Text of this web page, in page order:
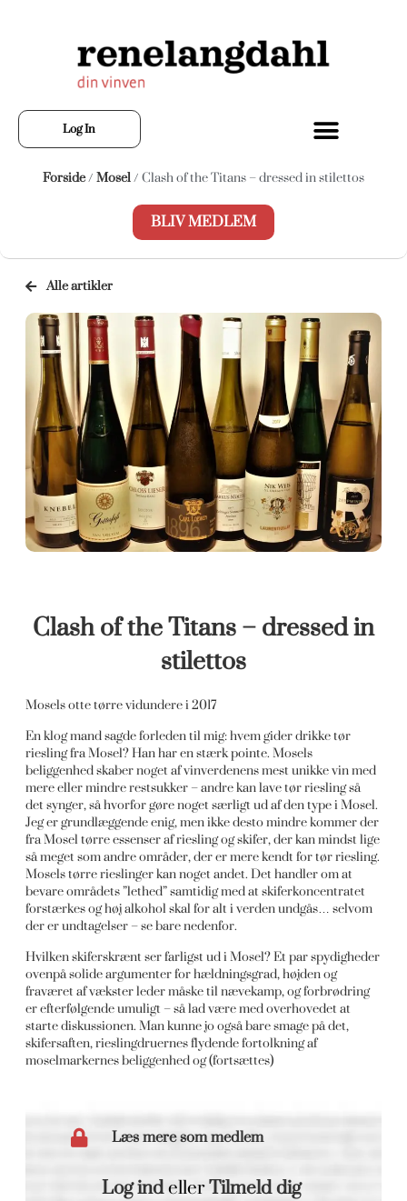
Log In
Forside/ Mosel/ Clash of the Titans – dressed in stilettos
BLIV MEDLEM
Alle artikler
Clash of the Titans – dressed in
stilettos
Mosels otte tørre vidundere i 2017
En klog mand sagde forleden til mig: hvem gider drikke tør
riesling fra Mosel? Han har en stærk pointe. Mosels
beliggenhed skaber noget af vinverdenens mest unikke vin med
mere eller mindre restsukker – andre kan lave tør riesling så
det synger, så hvorfor gøre noget særligt ud af den type i Mosel.
Jeg er grundlæggende enig, men ikke desto mindre kommer der
fra Mosel tørre essenser af riesling og skifer, der kan mindst lige
så meget som andre områder, der er mere kendt for tør riesling.
Mosels tørre rieslinger kan noget andet. Det handler om at
bevare områdets ”lethed” samtidig med at skiferkoncentratet
forstærkes og høj alkohol skal for alt i verden undgås… selvom
der er undtagelser – se bare nedenfor.
Hvilken skiferskrænt ser farligst ud i Mosel? Et par spydigheder
ovenpå solide argumenter for hældningsgrad, højden og
fraværet af vækster leder måske til nævekamp, og forbrødring
er efterfølgende umuligt – så lad være med overhovedet at
starte diskussionen. Man kunne jo også bare smage på det,
skifersaften, rieslingdruernes flydende fortolkning af
moselmarkernes beliggenhed og (fortsættes)
Læs mere som medlem
Log indellerTilmeld dig